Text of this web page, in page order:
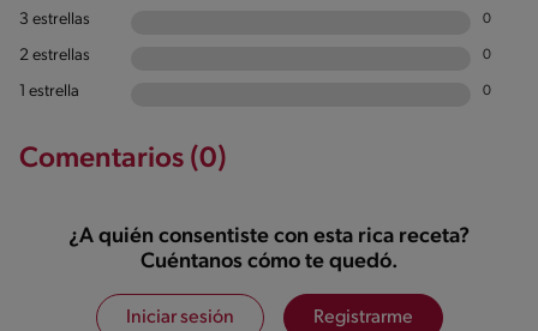
3 estrellas 0
2 estrellas 0
1 estrella 0
Comentarios (0)
¿A quién consentiste con esta rica receta?
Cuéntanos cómo te quedó.
Iniciar sesión Registrarme